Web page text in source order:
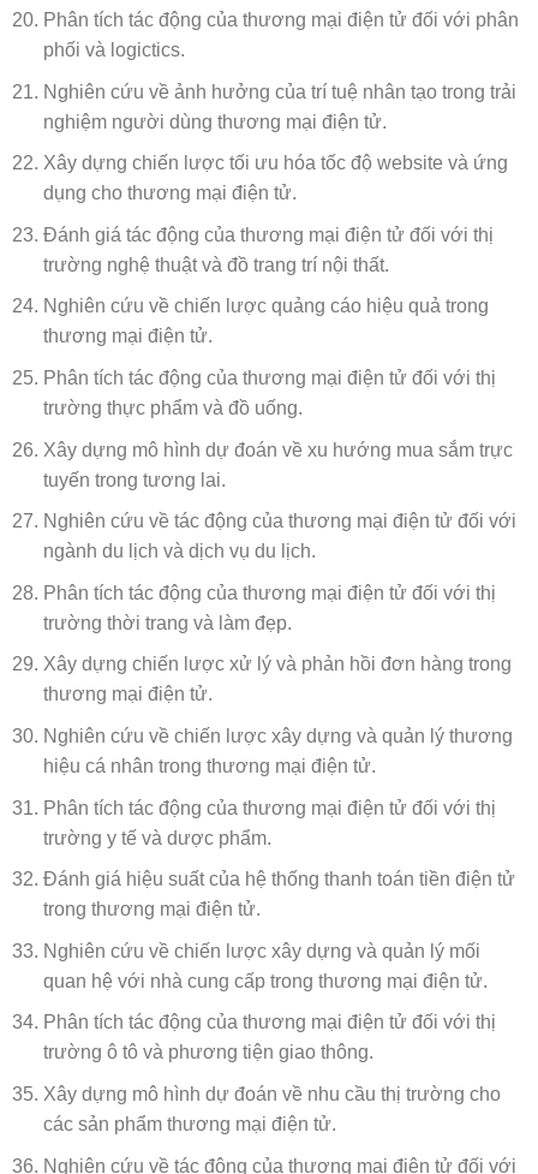
Phân tích tác động của thương mại điện tử đối với phân
phối và logictics.
Nghiên cứu về ảnh hưởng của trí tuệ nhân tạo trong trải
nghiệm người dùng thương mại điện tử.
Xây dựng chiến lược tối ưu hóa tốc độ website và ứng
dụng cho thương mại điện tử.
Đánh giá tác động của thương mại điện tử đối với thị
trường nghệ thuật và đồ trang trí nội thất.
Nghiên cứu về chiến lược quảng cáo hiệu quả trong
thương mại điện tử.
Phân tích tác động của thương mại điện tử đối với thị
trường thực phẩm và đồ uống.
Xây dựng mô hình dự đoán về xu hướng mua sắm trực
tuyến trong tương lai.
Nghiên cứu về tác động của thương mại điện tử đối với
ngành du lịch và dịch vụ du lịch.
Phân tích tác động của thương mại điện tử đối với thị
trường thời trang và làm đẹp.
Xây dựng chiến lược xử lý và phản hồi đơn hàng trong
thương mại điện tử.
Nghiên cứu về chiến lược xây dựng và quản lý thương
hiệu cá nhân trong thương mại điện tử.
Phân tích tác động của thương mại điện tử đối với thị
trường y tế và dược phẩm.
Đánh giá hiệu suất của hệ thống thanh toán tiền điện tử
trong thương mại điện tử.
Nghiên cứu về chiến lược xây dựng và quản lý mối
quan hệ với nhà cung cấp trong thương mại điện tử.
Phân tích tác động của thương mại điện tử đối với thị
trường ô tô và phương tiện giao thông.
Xây dựng mô hình dự đoán về nhu cầu thị trường cho
các sản phẩm thương mại điện tử.
Nghiên cứu về tác động của thương mại điện tử đối với